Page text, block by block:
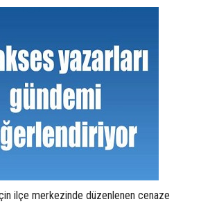
ilçe merkezinde düzenlenen cenaze